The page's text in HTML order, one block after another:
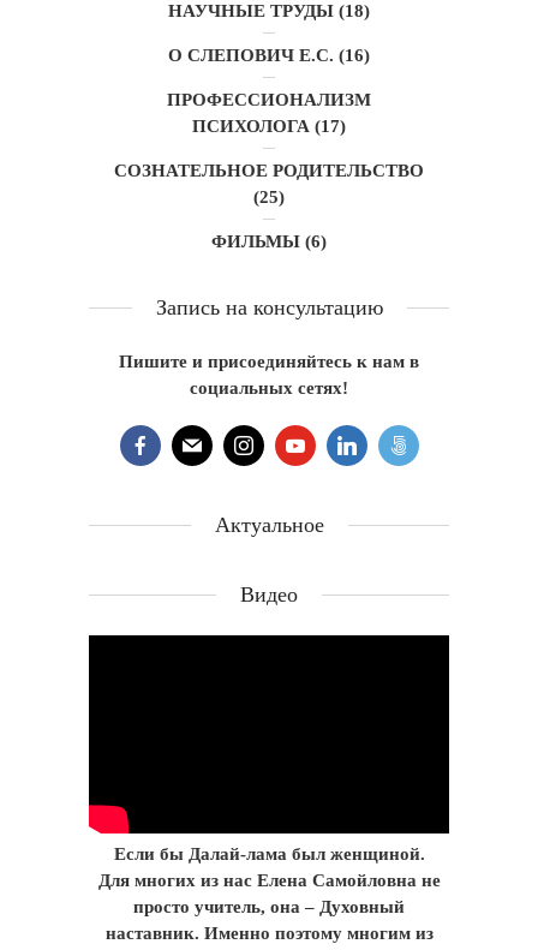
НАУЧНЫЕ ТРУДЫ (18)
О СЛЕПОВИЧ Е.С. (16)
ПРОФЕССИОНАЛИЗМ
ПСИХОЛОГА (17)
СОЗНАТЕЛЬНОЕ РОДИТЕЛЬСТВО
(25)
ФИЛЬМЫ (6)
Запись на консультацию
Пишите и присоединяйтесь к нам в
социальных сетях!
Актуальное
Видео
Если бы Далай-лама был женщиной.
Для многих из нас Елена Самойловна не
просто учитель, она – Духовный
наставник. Именно поэтому многим из